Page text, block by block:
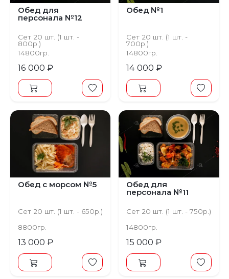
Обед для
персонала №12
Сет 20 шт. (1 шт. -
800р.)
14800гр.
16 000 ₽
Обед №1
Сет 20 шт. (1 шт. -
700р.)
14800гр.
14 000 ₽
Обед с морсом №5
Сет 20 шт. (1 шт. - 650р.)
8800гр.
13 000 ₽
Обед для
персонала №11
Сет 20 шт. (1 шт. - 750р.)
14800гр.
15 000 ₽